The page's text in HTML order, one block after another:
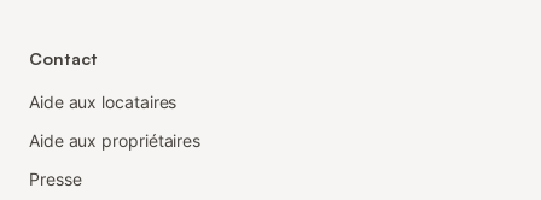
Contact
Aide aux locataires
Aide aux propriétaires
Presse